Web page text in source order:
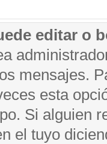
editar o
mensajes.
esta
Si alguien
el tuyo